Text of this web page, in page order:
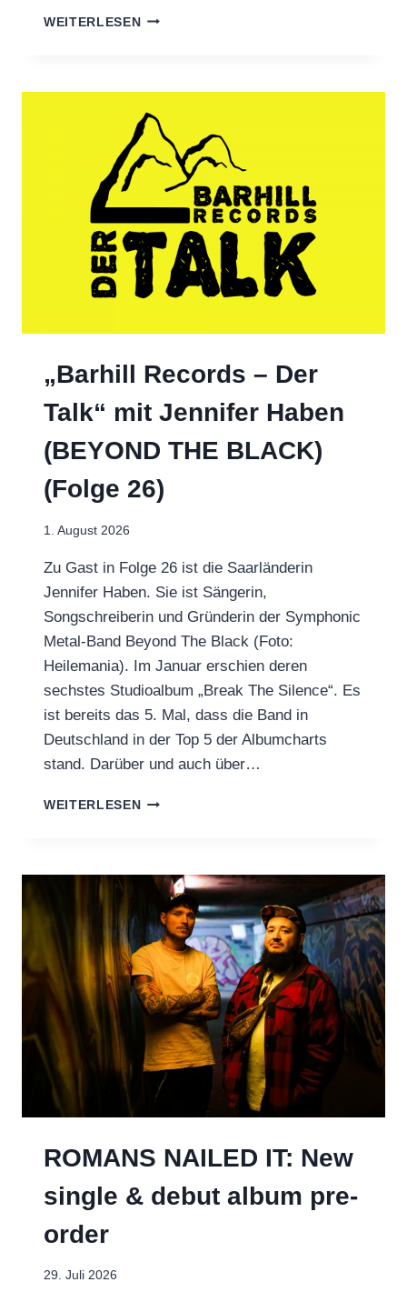
WEITERLESENNEW
NOBODY
X
CASINO
GARDEN
OUT
NOW
„Barhill Records – Der
Talk“ mit Jennifer Haben
(BEYOND THE BLACK)
(Folge 26)
1. August 2026
Zu Gast in Folge 26 ist die Saarländerin
Jennifer Haben. Sie ist Sängerin,
Songschreiberin und Gründerin der Symphonic
Metal-Band Beyond The Black (Foto:
Heilemania). Im Januar erschien deren
sechstes Studioalbum „Break The Silence“. Es
ist bereits das 5. Mal, dass die Band in
Deutschland in der Top 5 der Albumcharts
stand. Darüber und auch über…
WEITERLESEN„BARHILL
TALK“
JENNIFER
HABEN
(BEYOND
THE
BLACK)
(FOLGE
26)
ROMANS NAILED IT: New
single & debut album pre-
order
29. Juli 2026